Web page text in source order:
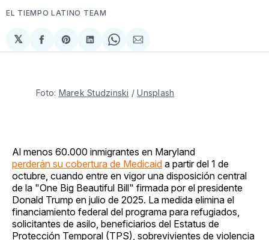
EL TIEMPO LATINO TEAM
𝕏
Compartir
en
Share
on
Compartir
en
Share
on
Compartir
via
Foto: Marek Studzinski / Unsplash
Al menos 60.000 inmigrantes en Maryland
perderán su cobertura de Medicaid a partir del 1 de
octubre, cuando entre en vigor una disposición central
de la "One Big Beautiful Bill" firmada por el presidente
Donald Trump en julio de 2025. La medida elimina el
financiamiento federal del programa para refugiados,
solicitantes de asilo, beneficiarios del Estatus de
Protección Temporal (TPS), sobrevivientes de violencia